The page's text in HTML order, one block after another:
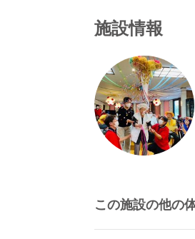
施設情報
この施設の他の